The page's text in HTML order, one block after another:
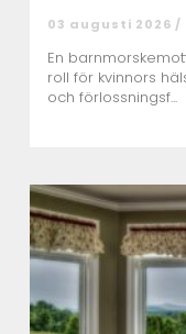
03 augusti 2026 /
En
roll för kvinnors
och förlossningsf...